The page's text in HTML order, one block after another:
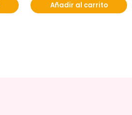
Añadir al carrito